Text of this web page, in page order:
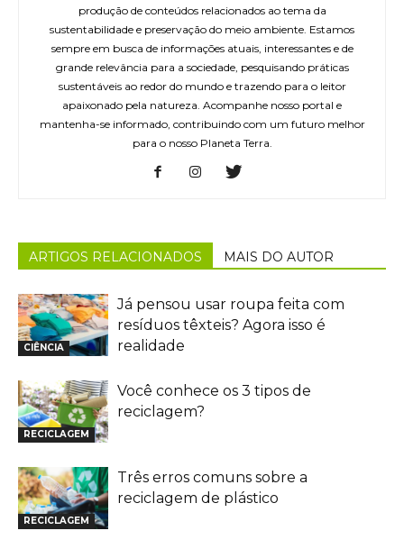
produção de conteúdos relacionados ao tema da
sustentabilidade e preservação do meio ambiente. Estamos
sempre em busca de informações atuais, interessantes e de
grande relevância para a sociedade, pesquisando práticas
sustentáveis ao redor do mundo e trazendo para o leitor
apaixonado pela natureza. Acompanhe nosso portal e
mantenha-se informado, contribuindo com um futuro melhor
para o nosso Planeta Terra.
ARTIGOS RELACIONADOS MAIS DO AUTOR
CIÊNCIA
Já pensou usar roupa feita com
resíduos têxteis? Agora isso é
realidade
RECICLAGEM
Você conhece os 3 tipos de
reciclagem?
RECICLAGEM
Três erros comuns sobre a
reciclagem de plástico